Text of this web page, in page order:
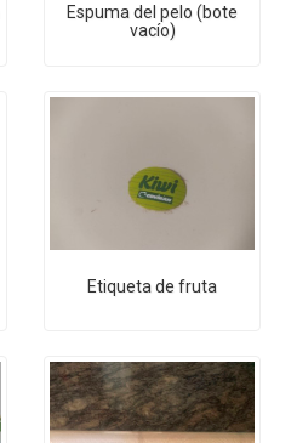
Espuma del pelo (bote
vacío)
Etiqueta de fruta